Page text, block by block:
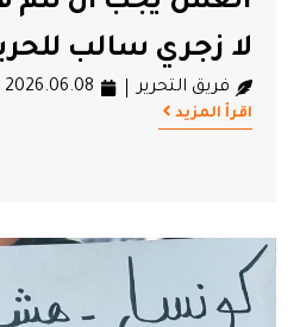
لا زجري سالب
فريق التحرير 2026.06.08
اقرأ المزيد